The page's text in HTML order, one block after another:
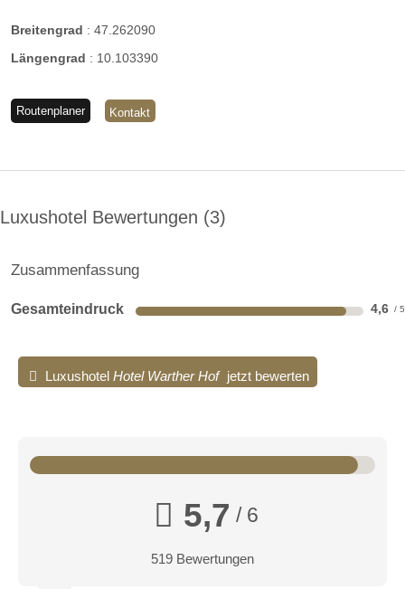
Breitengrad : 47.262090
Längengrad : 10.103390
Routenplaner Kontakt
Luxushotel Bewertungen 3
Zusammenfassung
Gesamteindruck 4,6
Luxushotel Hotel Warther Hof jetzt bewerten
5,7 / 6
519 Bewertungen